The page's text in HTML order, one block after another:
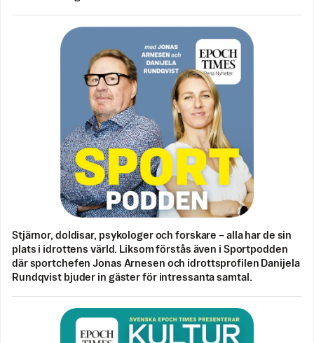
Stjärnor, doldisar, psykologer och forskare – alla har de sin
plats i idrottens värld. Liksom förstås även i Sportpodden
där sportchefen Jonas Arnesen och idrottsprofilen Danijela
Rundqvist bjuder in gäster för intressanta samtal.